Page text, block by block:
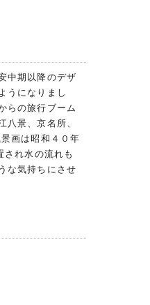
中期以降のデザ
うになりまし
らの旅行ブーム
八景、京名所、
画は昭和４０年
され水の流れも
な気持ちにさせ